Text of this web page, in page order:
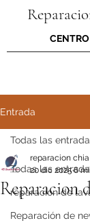
Entrada
Todas las
reparacion de
Reparación de
Todas las
Reparacion
reparacion chia
20 dic 20256